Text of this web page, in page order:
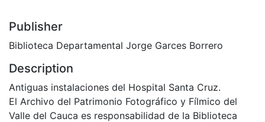
Publisher
Biblioteca Departamental Jorge Garces Borrero
Description
Antiguas instalaciones del Hospital Santa Cruz.
El Archivo del Patrimonio Fotográfico y Fílmico del
Valle del Cauca es responsabilidad de la Biblioteca